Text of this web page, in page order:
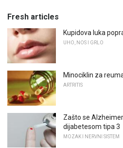
Fresh articles
Kupidova luka
UHO, NOS I GRLO
Minociklin za
ARTRITIS
Zašto se
dijabetesom tipa 3
MOZAK I NERVNI SISTEM